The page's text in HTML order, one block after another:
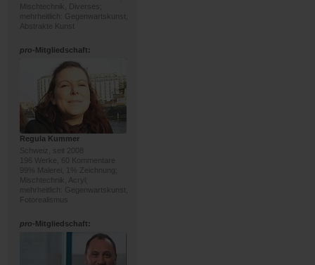
Mischtechnik, Diverses;
mehrheitlich: Gegenwartskunst,
Abstrakte Kunst
pro-Mitgliedschaft:
Regula Kummer
Schweiz, seit 2008
196 Werke, 60 Kommentare
99% Malerei, 1% Zeichnung;
Mischtechnik, Acryl;
mehrheitlich: Gegenwartskunst,
Fotorealismus
pro-Mitgliedschaft: